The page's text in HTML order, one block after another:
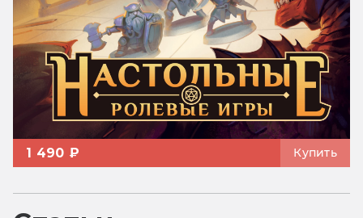
1 490 ₽ Купить